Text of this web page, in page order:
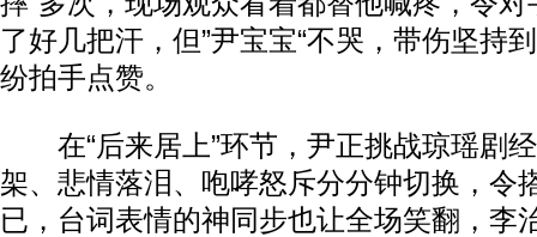
了好几把汗，但”尹宝宝“不哭，带伤坚持
纷拍手点赞。
在“后来居上”环节，尹正挑战琼瑶剧
架、悲情落泪、咆哮怒斥分分钟切换，令
已，台词表情的神同步也让全场笑翻，李